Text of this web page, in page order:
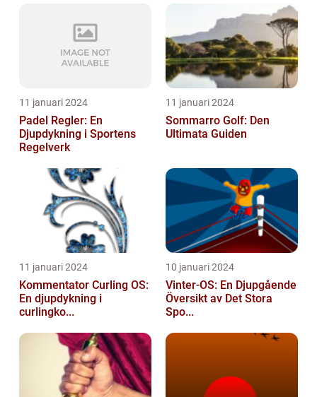
11 januari 2024
Padel Regler: En
Djupdykning i Sportens
Regelverk
11 januari 2024
Sommarro Golf: Den
Ultimata Guiden
11 januari 2024
Kommentator Curling OS:
En djupdykning i
curlingko...
10 januari 2024
Vinter-OS: En Djupgående
Översikt av Det Stora
Spo...